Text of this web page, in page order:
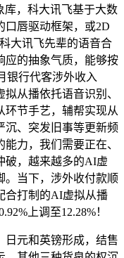
库，科大讯飞基于大数
口唇驱动框架，或2D
大讯飞先辈的语音合
应的抽象气质，能够按
银行代客涉外收入
从播依托语音识别、
环节手艺，辅帮实现从
沉、突发旧事等更新频
力，我们需要正在、
破，越来越多的AI虚
。当下，涉外收付款顺
合打制的AI虚拟从播
上调至12.28%！
元和英镑形成，结售